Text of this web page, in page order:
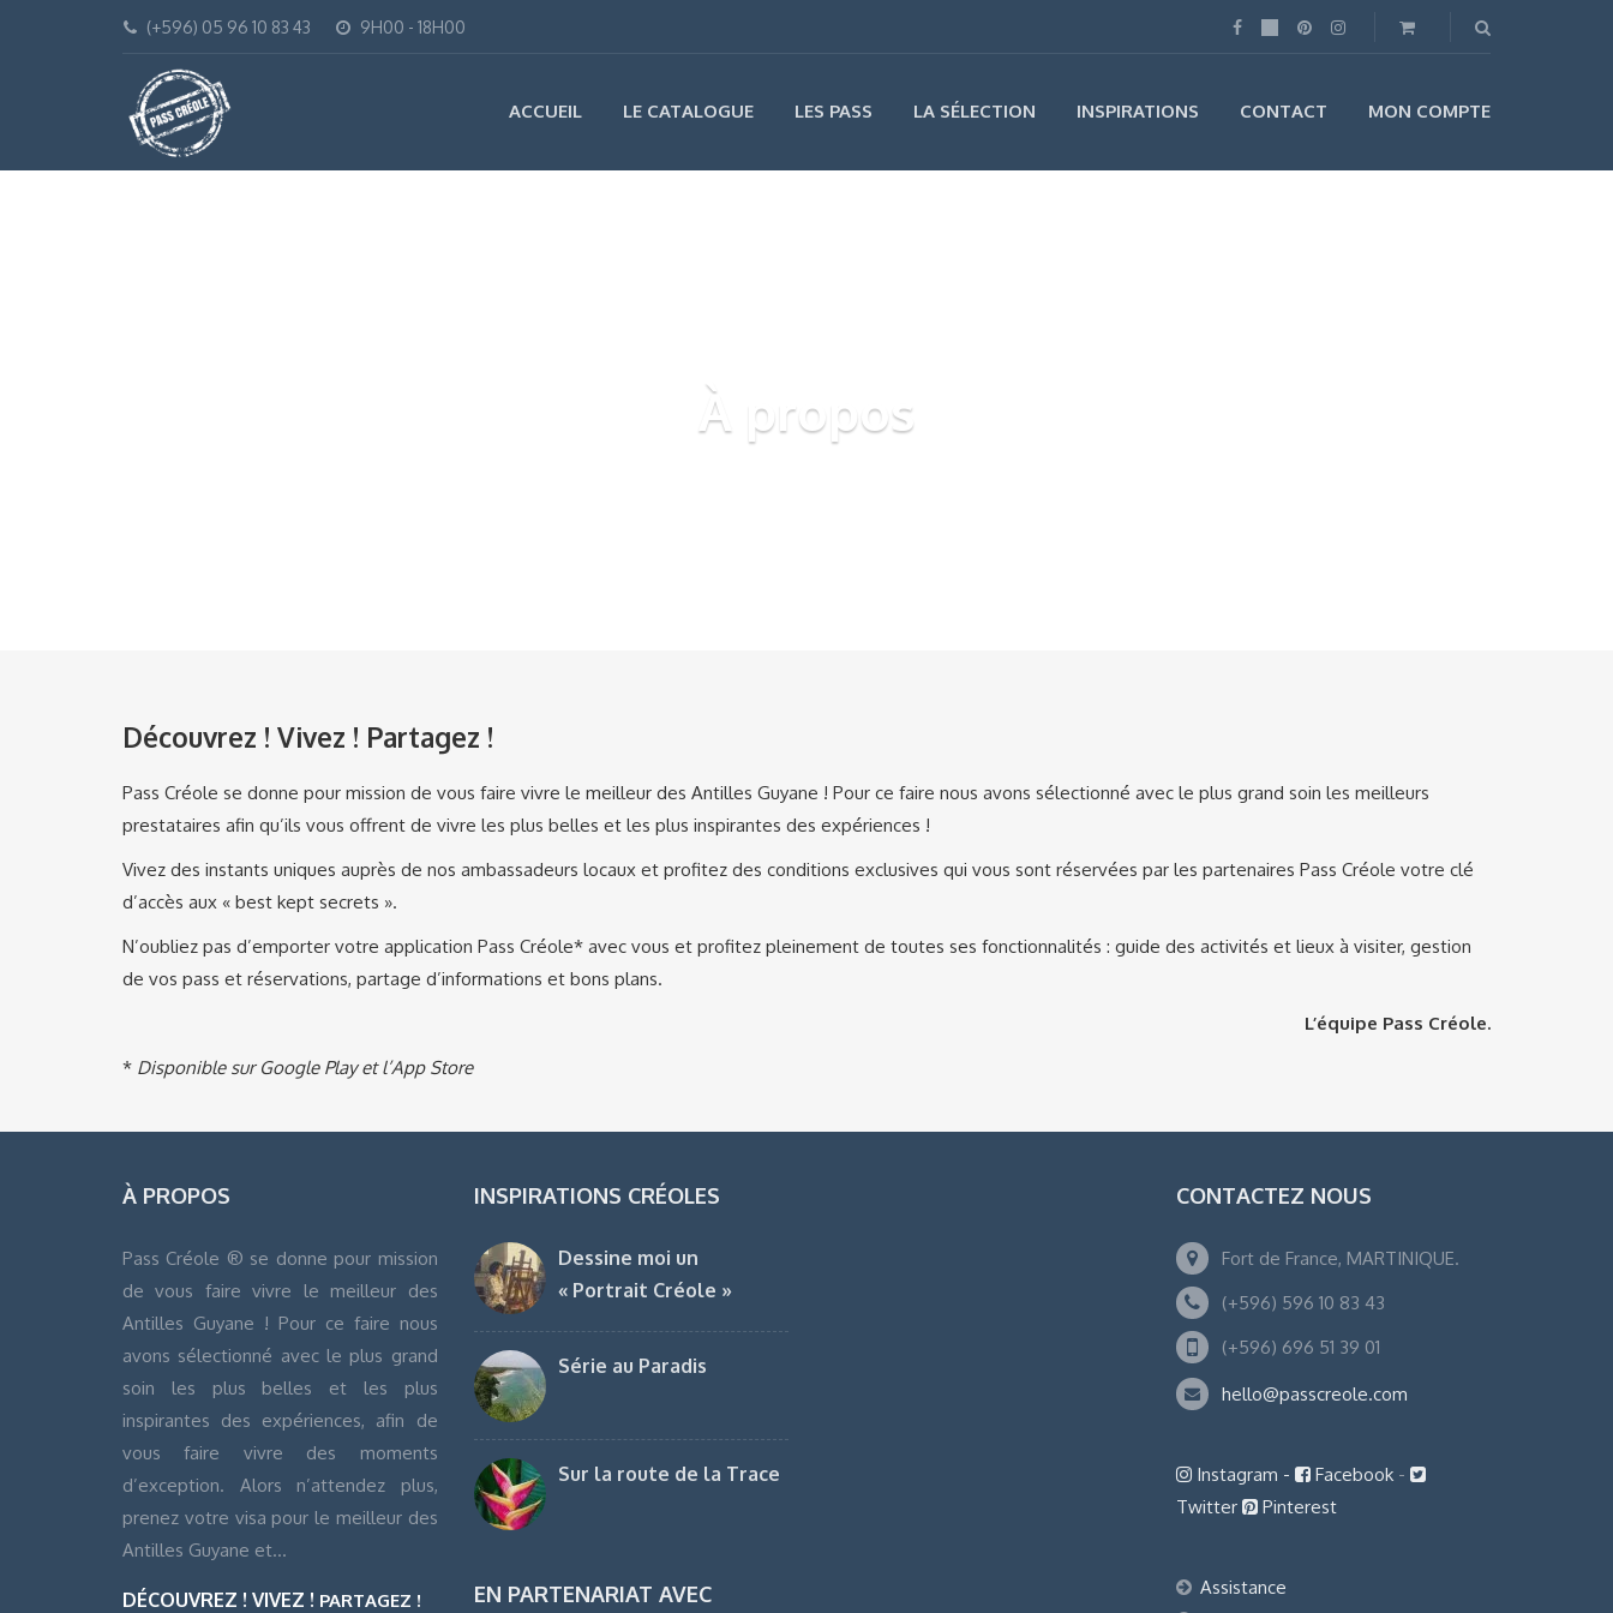
(+596) 05 96 10 83 43 9H00 - 18H00
ACCUEIL LE CATALOGUE LES PASS LA SÉLECTION INSPIRATIONS CONTACT MON COMPTE
À propos
Découvrez ! Vivez ! Partagez !
Pass Créole se donne pour mission de vous faire vivre le meilleur des Antilles Guyane ! Pour ce faire nous avons sélectionné avec le plus grand soin les meilleurs
prestataires afin qu’ils vous offrent de vivre les plus belles et les plus inspirantes des expériences !
Vivez des instants uniques auprès de nos ambassadeurs locaux et profitez des conditions exclusives qui vous sont réservées par les partenaires Pass Créole votre clé
d’accès aux « best kept secrets ».
N’oubliez pas d’emporter votre application Pass Créole* avec vous et profitez pleinement de toutes ses fonctionnalités : guide des activités et lieux à visiter, gestion
de vos pass et réservations, partage d’informations et bons plans.
L’équipe Pass Créole.
* Disponible sur Google Play et l’App Store
À PROPOS
Pass Créole ® se donne pour mission
de vous faire vivre le meilleur des
Antilles Guyane ! Pour ce faire nous
avons sélectionné avec le plus grand
soin les plus belles et les plus
inspirantes des expériences, afin de
vous faire vivre des moments
d’exception. Alors n’attendez plus,
prenez votre visa pour le meilleur des
Antilles Guyane et…
DÉCOUVREZ ! VIVEZ ! PARTAGEZ !
INSPIRATIONS CRÉOLES
Dessine moi un
« Portrait Créole »
Série au Paradis
Sur la route de la Trace
EN PARTENARIAT AVEC
CONTACTEZ NOUS
Fort de France, MARTINIQUE.
(+596) 596 10 83 43
(+596) 696 51 39 01
hello@passcreole.com
Instagram - Facebook -
Twitter
Pinterest
Assistance